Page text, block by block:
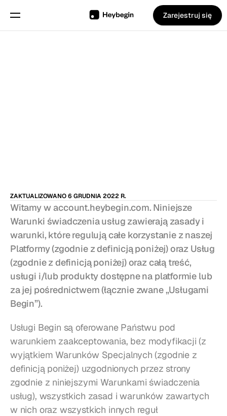
Stworzony dla
Restauracje
Puby
Piekarnie
Serwis cateringowy
Pizzerie
Inteligentny Kiosk
Cennik
Zarejestruj się
ZAKTUALIZOWANO 6 GRUDNIA 2022 R.
Witamy w account.heybegin.com. Niniejsze
Warunki świadczenia usług zawierają zasady i
warunki, które regulują całe korzystanie z naszej
Platformy (zgodnie z definicją poniżej) oraz Usług
(zgodnie z definicją poniżej) oraz całą treść,
usługi i/lub produkty dostępne na platformie lub
za jej pośrednictwem (łącznie zwane „Usługami
Begin”).
Usługi Begin są oferowane Państwu pod
warunkiem zaakceptowania, bez modyfikacji (z
wyjątkiem Warunków Specjalnych (zgodnie z
definicją poniżej) uzgodnionych przez strony
zgodnie z niniejszymi Warunkami świadczenia
usług), wszystkich zasad i warunków zawartych
w nich oraz wszystkich innych reguł